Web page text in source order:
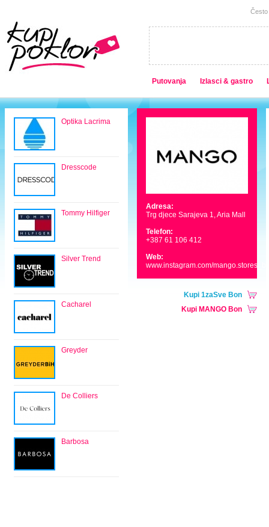
Često
Putovanja Izlasci & gastro
Optika Lacrima
Dresscode
Tommy Hilfiger
Silver Trend
Cacharel
Greyder
De Colliers
Barbosa
Adresa:
Trg djece Sarajeva 1, Aria Mall
Telefon:
+387 61 106 412
Web:
www.instagram.com/
Kupi 1zaSve Bon
Kupi MANGO Bon